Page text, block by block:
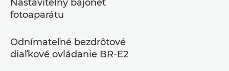
Nastaviteľný bajonet
fotoaparátu
Odnímateľné bezdrôtové
diaľkové ovládanie BR-E2